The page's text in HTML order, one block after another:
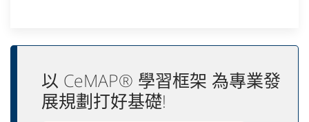
以 CeMAP® 學習框架 為專業發
展規劃打好基礎!